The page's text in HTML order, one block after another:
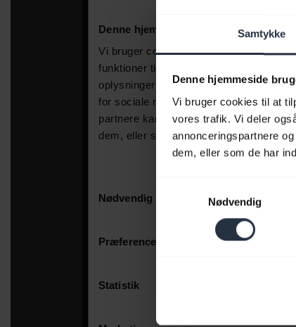
Samtykke
Denne hjemmeside
Vi bruger cookies til at
vores trafik. Vi deler
annonceringspartnere
dem, eller som de har
Nødvendig